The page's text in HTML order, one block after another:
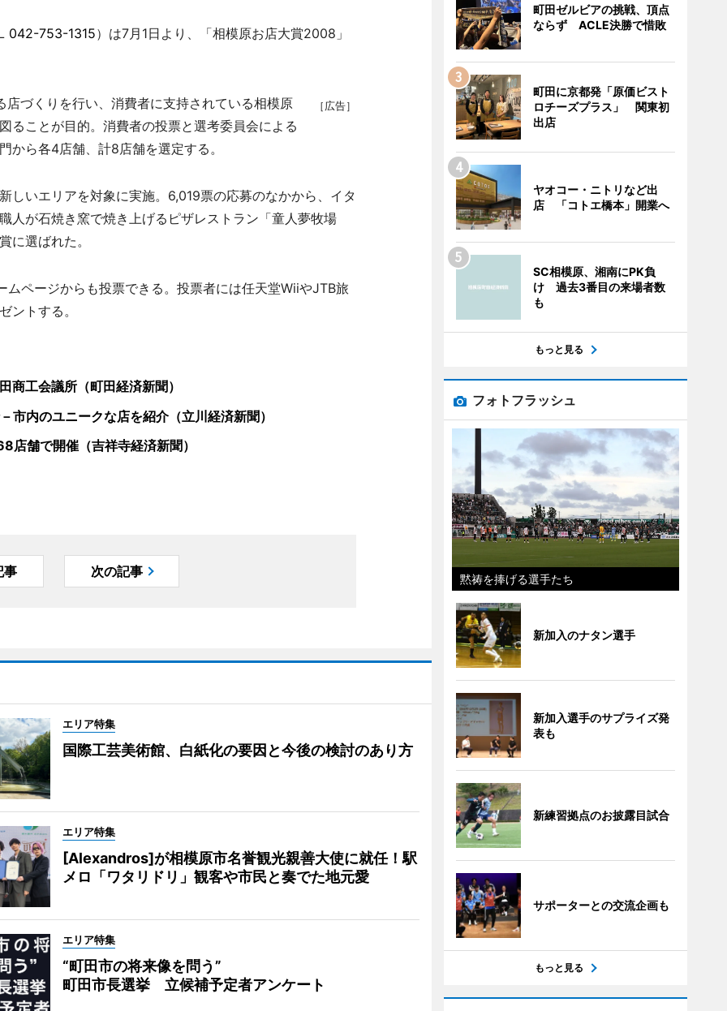
042-753-1315）は7月1日より、「相模原お店大賞2008」
［広告］
づくりを行い、消費者に支持されている相模原
ることが目的。消費者の投票と選考委員会による
から各4店舗、計8店舗を選定する。
いエリアを対象に実施。6,019票の応募のなかから、イタ
人が石焼き窯で焼き上げるピザレストラン「童人夢牧場
に選ばれた。
ページからも投票できる。投票者には任天堂WiiやJTB旅
ントする。
商工会議所（町田経済新聞）
市内のユニークな店を紹介（立川経済新聞）
店舗で開催（吉祥寺経済新聞）
事 次の記事
エリア特集
国際工芸美術館、白紙化の要因と今後の検討のあり方
エリア特集
[Alexandros]が相模原市名誉観光親善大使に就任！駅
メロ「ワタリドリ」観客や市民と奏でた地元愛
エリア特集
“町田市の将来像を問う”
町田市長選挙 立候補予定者アンケート
町田ゼルビアの挑戦、頂点
ならず ACLE決勝で惜敗
町田に京都発「原価ビスト
ロチーズプラス」 関東初
出店
ヤオコー・ニトリなど出
店 「コトエ橋本」開業へ
SC相模原、湘南にPK負
け 過去3番目の来場者数
も
もっと見る
フォトフラッシュ
黙祷を捧げる選手たち
新加入のナタン選手
新加入選手のサプライズ発
表も
新練習拠点のお披露目試合
サポーターとの交流企画も
もっと見る